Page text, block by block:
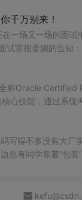
千万别来！
一场又一场的面试
试官很委婉的告知
称Oracle Certified
心技能，通过系
写得不多没有大
有同学靠着“包